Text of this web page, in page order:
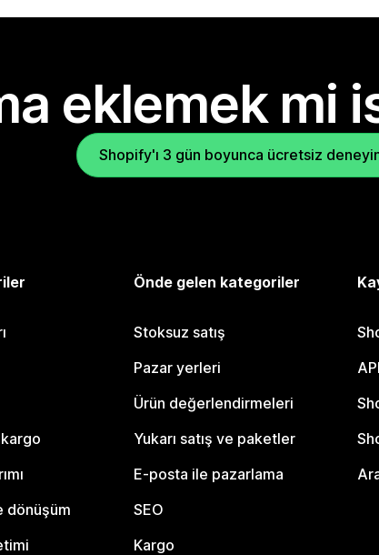
eklemek mi
Shopify'ı 3 gün boyunca ücretsiz
dönüşüm
Önde gelen kategoriler
Stoksuz satış
Pazar yerleri
Ürün değerlendirmeleri
Yukarı satış ve paketler
E-posta ile pazarlama
SEO
Kargo